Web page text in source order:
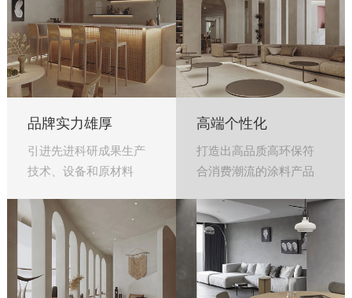
品牌实力雄厚
引进先进科研成果生产
技术、设备和原材料
高端个性化
打造出高品质高环保符
合消费潮流的涂料产品